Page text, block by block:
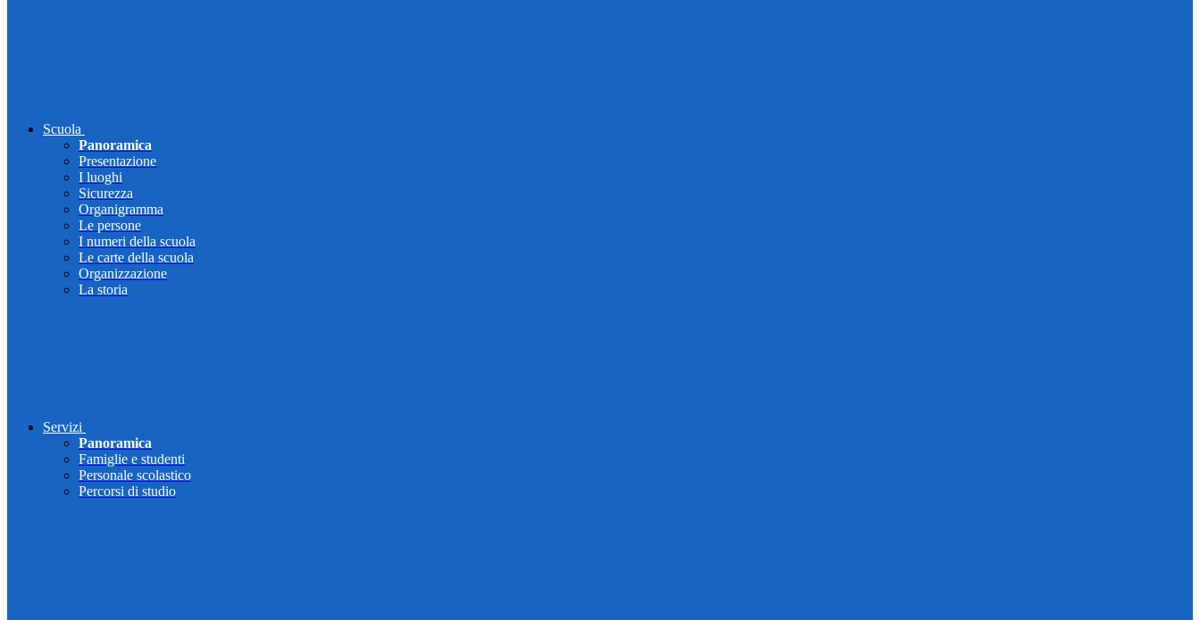
Scuola
Panoramica
Presentazione
I luoghi
Sicurezza
Organigramma
Le persone
I numeri della scuola
Le carte della scuola
Organizzazione
La storia
Servizi
Panoramica
Famiglie e studenti
Personale scolastico
Percorsi di studio